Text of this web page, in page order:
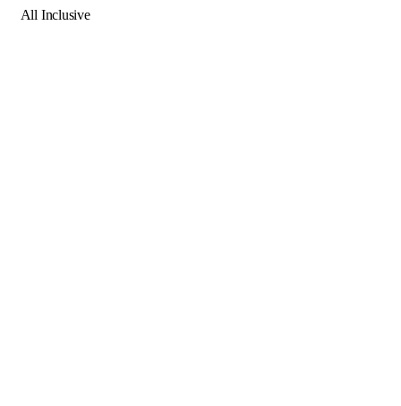
All Inclusive